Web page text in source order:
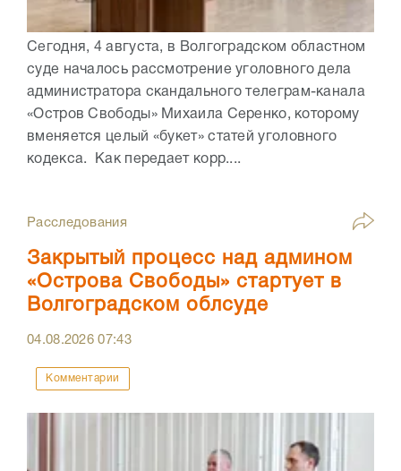
Сегодня, 4 августа, в Волгоградском областном
суде началось рассмотрение уголовного дела
администратора скандального телеграм-канала
«Остров Свободы» Михаила Серенко, которому
вменяется целый «букет» статей уголовного
кодекса. Как передает корр....
Расследования
Закрытый процесс над админом
«Острова Свободы» стартует в
Волгоградском облсуде
04.08.202607:43
Комментарии